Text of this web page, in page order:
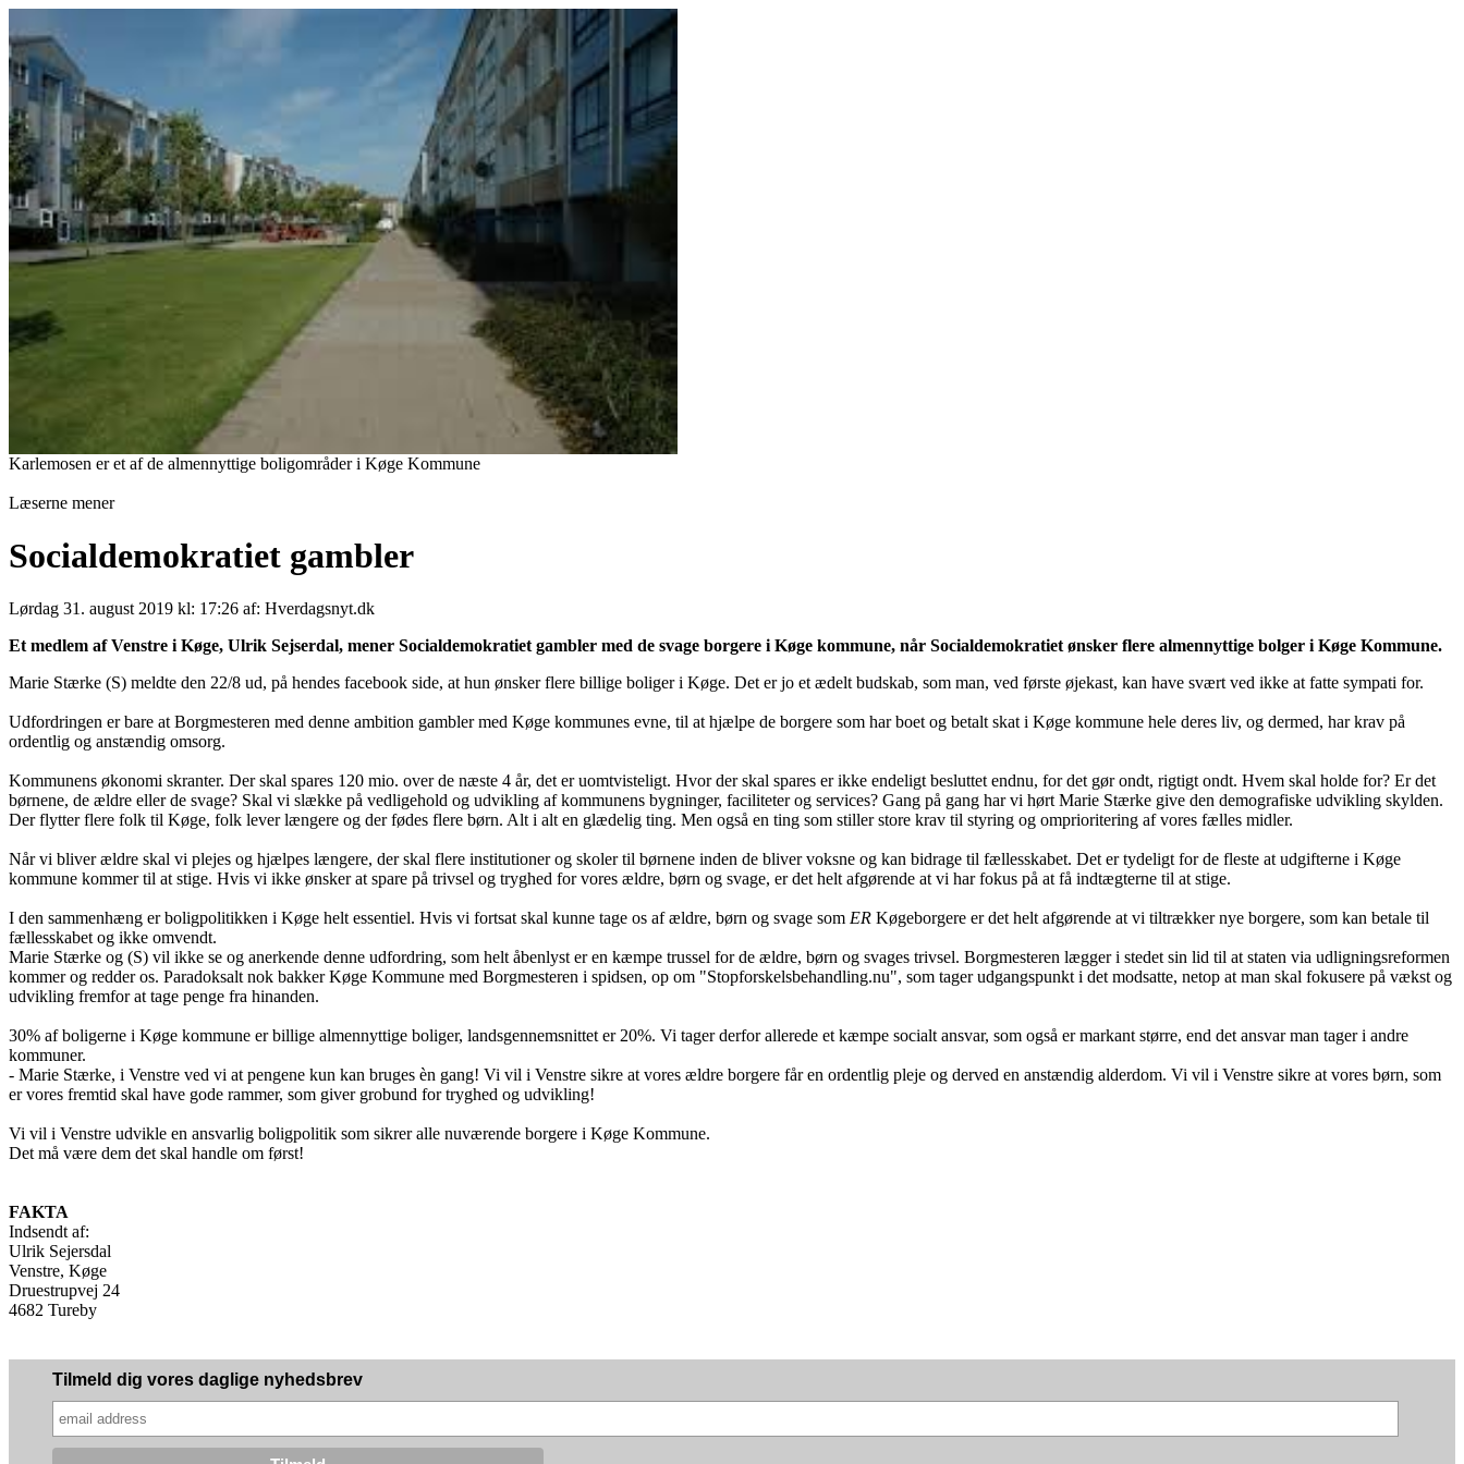
Karlemosen er et af de almennyttige boligområder i Køge Kommune
Læserne mener
Socialdemokratiet gambler
Lørdag 31. august 2019 kl: 17:26 af: Hverdagsnyt.dk
Et medlem af Venstre i Køge, Ulrik Sejserdal, mener Socialdemokratiet gambler med de svage borgere i Køge kommune, når Socialdemokratiet ønsker flere almennyttige bolger i Køge Kommune.
Marie Stærke (S) meldte den 22/8 ud, på hendes facebook side, at hun ønsker flere billige boliger i Køge. Det er jo et ædelt budskab, som man, ved første øjekast, kan have svært ved ikke at fatte sympati for.
Udfordringen er bare at Borgmesteren med denne ambition gambler med Køge kommunes evne, til at hjælpe de borgere som har boet og betalt skat i Køge kommune hele deres liv, og dermed, har krav på
ordentlig og anstændig omsorg.
Kommunens økonomi skranter. Der skal spares 120 mio. over de næste 4 år, det er uomtvisteligt. Hvor der skal spares er ikke endeligt besluttet endnu, for det gør ondt, rigtigt ondt. Hvem skal holde for? Er det
børnene, de ældre eller de svage? Skal vi slække på vedligehold og udvikling af kommunens bygninger, faciliteter og services? Gang på gang har vi hørt Marie Stærke give den demografiske udvikling skylden.
Der flytter flere folk til Køge, folk lever længere og der fødes flere børn. Alt i alt en glædelig ting. Men også en ting som stiller store krav til styring og omprioritering af vores fælles midler.
Når vi bliver ældre skal vi plejes og hjælpes længere, der skal flere institutioner og skoler til børnene inden de bliver voksne og kan bidrage til fællesskabet. Det er tydeligt for de fleste at udgifterne i Køge
kommune kommer til at stige. Hvis vi ikke ønsker at spare på trivsel og tryghed for vores ældre, børn og svage, er det helt afgørende at vi har fokus på at få indtægterne til at stige.
I den sammenhæng er boligpolitikken i Køge helt essentiel. Hvis vi fortsat skal kunne tage os af ældre, børn og svage som ER Køgeborgere er det helt afgørende at vi tiltrækker nye borgere, som kan betale til
fællesskabet og ikke omvendt.
Marie Stærke og (S) vil ikke se og anerkende denne udfordring, som helt åbenlyst er en kæmpe trussel for de ældre, børn og svages trivsel. Borgmesteren lægger i stedet sin lid til at staten via udligningsreformen
kommer og redder os. Paradoksalt nok bakker Køge Kommune med Borgmesteren i spidsen, op om "Stopforskelsbehandling.nu", som tager udgangspunkt i det modsatte, netop at man skal fokusere på vækst og
udvikling fremfor at tage penge fra hinanden.
30% af boligerne i Køge kommune er billige almennyttige boliger, landsgennemsnittet er 20%. Vi tager derfor allerede et kæmpe socialt ansvar, som også er markant større, end det ansvar man tager i andre
kommuner.
- Marie Stærke, i Venstre ved vi at pengene kun kan bruges èn gang! Vi vil i Venstre sikre at vores ældre borgere får en ordentlig pleje og derved en anstændig alderdom. Vi vil i Venstre sikre at vores børn, som
er vores fremtid skal have gode rammer, som giver grobund for tryghed og udvikling!
Vi vil i Venstre udvikle en ansvarlig boligpolitik som sikrer alle nuværende borgere i Køge Kommune.
Det må være dem det skal handle om først!
FAKTA
Indsendt af:
Ulrik Sejersdal
Venstre, Køge
Druestrupvej 24
4682 Tureby
Tilmeld dig vores daglige nyhedsbrev